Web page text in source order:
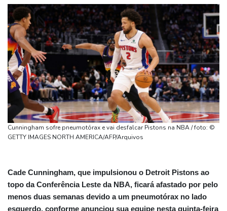
Cunningham sofre pneumotórax e vai desfalcar Pistons na NBA / foto: ©
GETTY IMAGES NORTH AMERICA/AFP/Arquivos
Cade Cunningham, que impulsionou o Detroit Pistons ao
topo da Conferência Leste da NBA, ficará afastado por pelo
menos duas semanas devido a um pneumotórax no lado
esquerdo, conforme anunciou sua equipe nesta quinta-feira